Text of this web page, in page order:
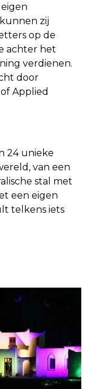
zij
op de
achter het
verdienen.
door
Applied
24 unieke
van een
stal met
een eigen
telkens iets